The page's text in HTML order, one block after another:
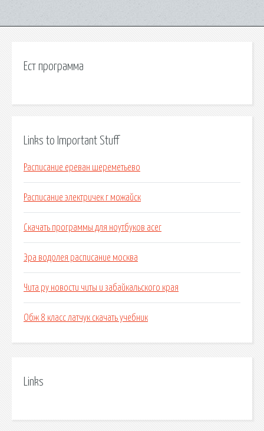
Ест программа
Links to Important Stuff
Расписание ереван шереметьево
Расписание электричек г можайск
Скачать программы для ноутбуков acer
Эра водолея расписание москва
Чита ру новости читы и забайкальского края
Обж 8 класс латчук скачать учебник
Links